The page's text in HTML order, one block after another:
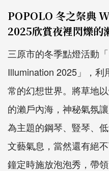
POPOLO 冬之祭
2025欣賞夜裡閃爍的
三原市的冬季點燈活動
Illumination 2025」，利
常的幻想世界。將草地
的瀨戶內海，神秘氣氛
為主題的鋼琴、豎琴、
文藝氣息，當然還有絕
鐘定時施放泡泡秀，帶